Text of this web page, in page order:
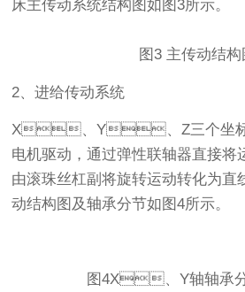
床主传动系统结构图如图3所示。
图3 主传动结构
2、进给传动系统
X、Y、Z三个坐标
电机驱动，通过弹性联轴器直接将
由滚珠丝杠副将旋转运动转化为直
动结构图及轴承分节如图4所示。
图4X、Y轴轴承